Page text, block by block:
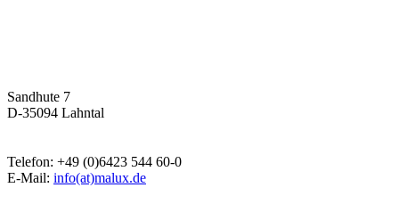
Sandhute 7
D-35094 Lahntal
Telefon: +49 (0)6423 544 60-0
E-Mail: info(at)malux.de